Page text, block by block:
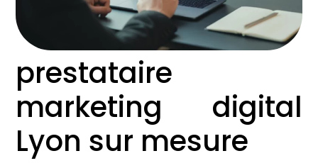
prestataire
marketing digital
Lyon sur mesure